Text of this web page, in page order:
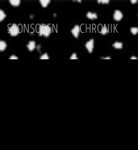
SPONSOREN CHRONIK